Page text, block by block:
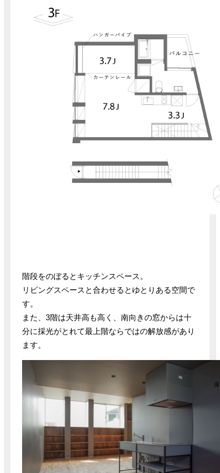
階段をのぼるとキッチンスペース。
リビングスペースと合わせるとゆとりある空間で
す。
また、3階は天井高も高く、南向きの窓からは十
分に採光がとれて最上階ならではの解放感があり
ます。